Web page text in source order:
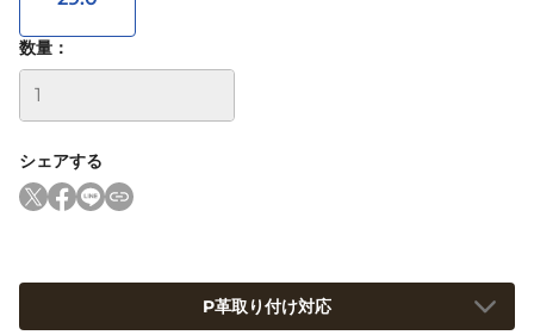
数量：
シェアする
P革取り付け対応